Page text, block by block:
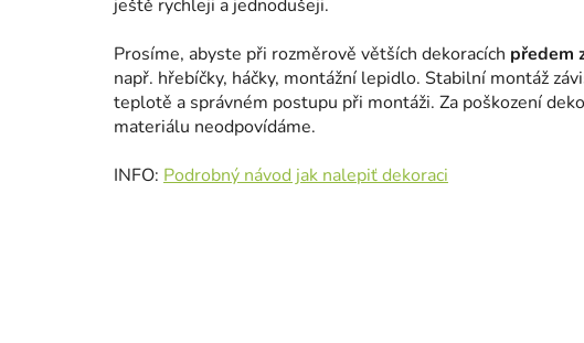
ještě rychleji a jednodušeji.
Prosíme, abyste při rozměrově větších dekoracích předem
např. hřebíčky, háčky, montážní lepidlo. Stabilní montáž
teplotě a správném postupu při montáži. Za poškození
materiálu neodpovídáme.
INFO: Podrobný návod jak nalepiť dekoraci